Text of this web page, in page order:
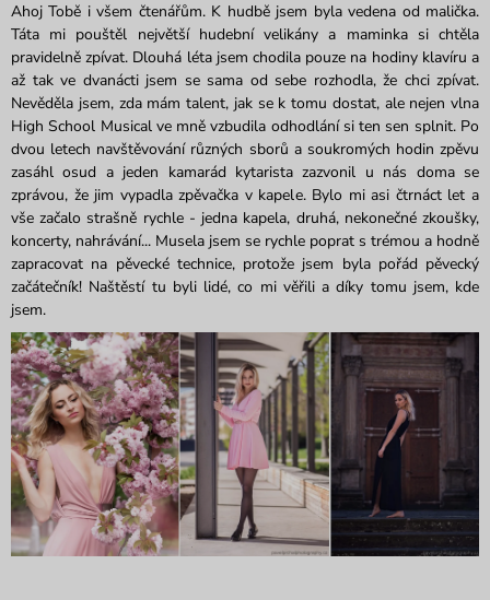
Ahoj Tobě i všem čtenářům. K hudbě jsem byla vedena od malička.
Táta mi pouštěl největší hudební velikány a maminka si chtěla
pravidelně zpívat. Dlouhá léta jsem chodila pouze na hodiny klavíru a
až tak ve dvanácti jsem se sama od sebe rozhodla, že chci zpívat.
Nevěděla jsem, zda mám talent, jak se k tomu dostat, ale nejen vlna
High School Musical ve mně vzbudila odhodlání si ten sen splnit. Po
dvou letech navštěvování různých sborů a soukromých hodin zpěvu
zasáhl osud a jeden kamarád kytarista zazvonil u nás doma se
zprávou, že jim vypadla zpěvačka v kapele. Bylo mi asi čtrnáct let a
vše začalo strašně rychle - jedna kapela, druhá, nekonečné zkoušky,
koncerty, nahrávání... Musela jsem se rychle poprat s trémou a hodně
zapracovat na pěvecké technice, protože jsem byla pořád pěvecký
začátečník! Naštěstí tu byli lidé, co mi věřili a díky tomu jsem, kde
jsem.